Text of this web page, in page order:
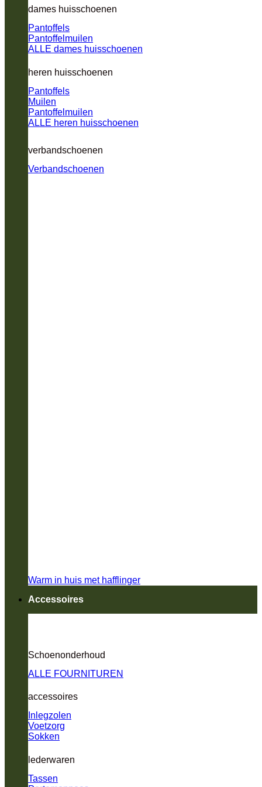
dames huisschoenen
Pantoffels
Pantoffelmuilen
ALLE dames huisschoenen
heren huisschoenen
Pantoffels
Muilen
Pantoffelmuilen
ALLE heren huisschoenen
verbandschoenen
Verbandschoenen
Warm in huis met hafflinger
Accessoires
Schoenonderhoud
ALLE FOURNITUREN
accessoires
Inlegzolen
Voetzorg
Sokken
lederwaren
Tassen